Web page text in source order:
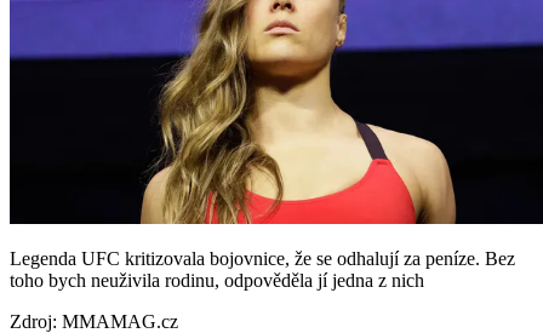
Legenda UFC kritizovala bojovnice, že se odhalují za peníze. Bez
toho bych neuživila rodinu, odpověděla jí jedna z nich
Zdroj: MMAMAG.cz